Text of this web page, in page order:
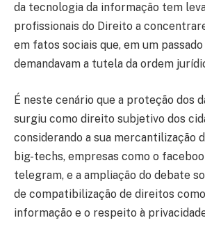
da tecnologia da informação tem
profissionais do Direito a
em fatos sociais que, em um
demandavam a tutela da ordem
É neste cenário que a proteção dos
surgiu como direito subjetivo dos
considerando a sua mercantilização
big-techs, empresas como o
telegram, e a ampliação do debate
de compatibilização de direitos
informação e o respeito à